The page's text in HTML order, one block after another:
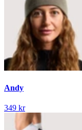
Andy
349 kr